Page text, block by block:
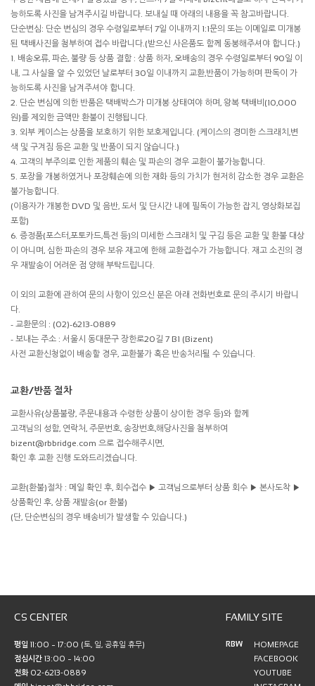
능하도록 사진을 남겨주시길 바랍니다. 보내실 때 아래의 내용을 꼭 참고바랍니다.
단순변심: 단순 변심의 경우 수령일로부터 7일 이내까지 1:1문의 또는 이메일로 미개봉
된 택배사진을 첨부하여 접수 바랍니다.(받으신 사은품도 함께 동봉해주셔야 합니다.)
1. 배송오류, 파손, 불량 등 상품 결함 : 상품 하자, 오배송의 경우 수령일로부터 90일 이
내, 그 사실을 알 수 있었던 날로부터 30일 이내까지 교환,반품이 가능하며 판독이 가
능하도록 사진을 남겨주셔야 합니다.
2. 단순 변심에 의한 반품은 택배박스가 미개봉 상태여야 하며, 왕복 택배비(10,000
원)를 제외한 금액만 환불이 진행됩니다.
3. 외부 케이스는 상품을 보호하기 위한 보호제입니다. (케이스의 경미한 스크래치,변
색 및 구겨짐 등은 교환 및 반품이 되지 않습니다.)
4. 고객의 부주의로 인한 제품의 훼손 및 파손의 경우 교환이 불가능합니다.
5. 포장을 개봉하였거나 포장훼손에 의한 재화 등의 가치가 현저히 감소한 경우 교환은
불가능합니다.
(이용자가 개봉한 DVD 및 음반, 도서 및 단시간 내에 필독이 가능한 잡지, 영상화보집
포함)
6. 증정품(포스터,포토카드,특전 등)의 미세한 스크래치 및 구김 등은 교환 및 환불 대상
이 아니며, 심한 파손의 경우 보유 재고에 한해 교환접수가 가능합니다. 재고 소진의 경
우 재발송이 어려운 점 양해 부탁드립니다.
이 외의 교환에 관하여 문의 사항이 있으신 분은 아래 전화번호로 문의 주시기 바랍니
다.
- 교환문의 : (02)-6213-0889
- 보내는 주소 : 서울시 동대문구 장한로20길 7 B1 (Bizent)
사전 교환신청없이 배송할 경우, 교환불가 혹은 반송처리될 수 있습니다.
교환/반품 절차
교환사유(상품불량, 주문내용과 수령한 상품이 상이한 경우 등)와 함께
고객님의 성함, 연락처, 주문번호, 송장번호,해당사진을 첨부하여
bizent@rbbridge.com 으로 접수해주시면,
확인 후 교환 진행 도와드리겠습니다.
교환(환불)절차 : 메일 확인 후, 회수접수 ▶ 고객님으로부터 상품 회수 ▶ 본사도착 ▶
상품확인 후, 상품 재발송(or 환불)
(단, 단순변심의 경우 배송비가 발생할 수 있습니다.)
CS CENTER
평일 11:00 ~ 17:00 (토, 일, 공휴일 휴무)
점심시간 13:00 ~ 14:00
전화02-6213-0889
FAMILY SITE
RBW
HOMEPAGE
FACEBOOK
YOUTUBE